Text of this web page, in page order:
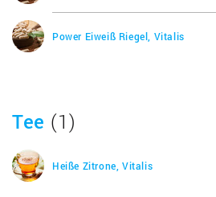
Power Eiweiß Riegel, Vitalis
Tee (1)
Heiße Zitrone, Vitalis